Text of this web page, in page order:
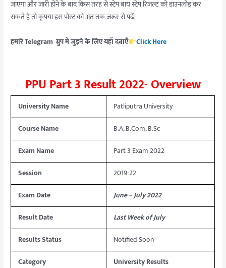
जाएगा और जारी होने के बाद किस तरह से स्टेप बाय स्टेप रिजल्ट को डाउनलोड कर
सकते हैं तो कृपया इस पोस्ट को अंत तक जरूर से पढ़ें|
हमारे Telegram ग्रुप में जुड़ने के लिए यहाँ दबाएँ Click Here
PPU Part 3 Result 2022- Overview
University Name
Patliputra University
Course Name
B.A, B.Com, B.Sc
Exam Name
Part 3 Exam 2022
Session
2019-22
Exam Date
June – July 2022
Result Date
Last Week of July
Results Status
Notified Soon
Category
University Results